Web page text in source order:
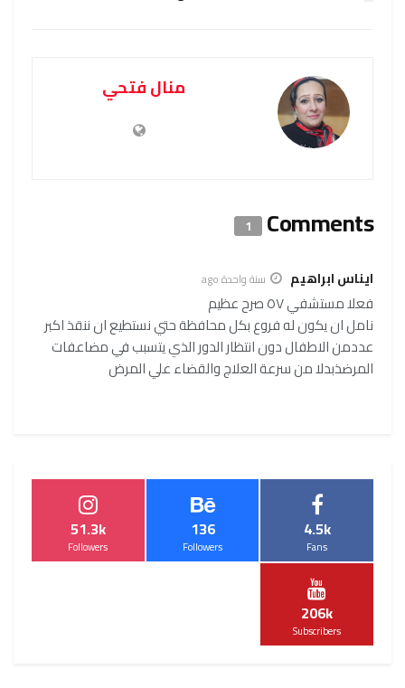
منال فتحي
Comments
1
ايناس ابراهيم سنة واحدة ago
فعلا مستشفي ٥٧ صرح عظيم
نامل ان يكون له فروع بكل محافظة حتي نستطيع ان ننقذ اكبر
عددمن الاطفال دون انتظار الدور الذي يتسبب في مضاعفات
المرضذبدلا من سرعة العلاج والقضاء علي المرض
4.5k
Fans
136
Followers
51.3k
Followers
206k
Subscribers